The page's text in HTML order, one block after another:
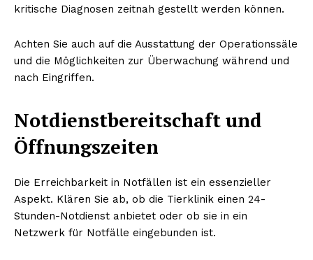
kritische Diagnosen zeitnah gestellt werden können.
Achten Sie auch auf die Ausstattung der Operationssäle
und die Möglichkeiten zur Überwachung während und
nach Eingriffen.
Notdienstbereitschaft und
Öffnungszeiten
Die Erreichbarkeit in Notfällen ist ein essenzieller
Aspekt. Klären Sie ab, ob die Tierklinik einen 24-
Stunden-Notdienst anbietet oder ob sie in ein
Netzwerk für Notfälle eingebunden ist.